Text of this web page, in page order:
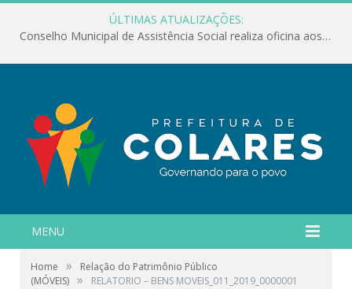
ÚLTIMAS ATUALIZAÇÕES:
Conselho Municipal de Assistência Social realiza oficina aos servidores
MENU
Home »
Relação do Patrimônio Público
(MÓVEIS) » RELATORIO – BENS MOVEIS_011_2019_0000001